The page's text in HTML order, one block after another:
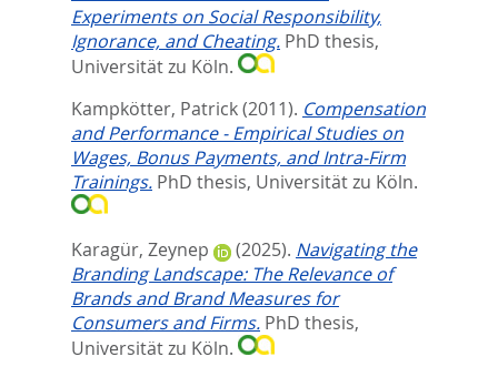
Experiments on Social Responsibility,
Ignorance, and Cheating. PhD thesis,
Universität zu Köln.
Kampkötter, Patrick(2011). Compensation
and Performance - Empirical Studies on
Wages, Bonus Payments, and Intra-Firm
Trainings. PhD thesis, Universität zu Köln.
Karagür, Zeynep (2025). Navigating the
Branding Landscape: The Relevance of
Brands and Brand Measures for
Consumers and Firms. PhD thesis,
Universität zu Köln.